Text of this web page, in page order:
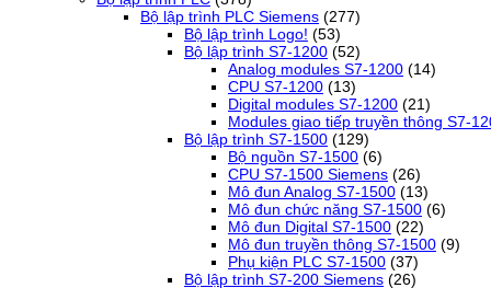
Bộ lập trình PLC Siemens (277)
Bộ lập trình Logo! (53)
Bộ lập trình S7-1200 (52)
Analog modules S7-1200 (14)
CPU S7-1200 (13)
Digital modules S7-1200 (21)
Modules giao tiếp truyền thông S7-
Bộ lập trình S7-1500 (129)
Bộ nguồn S7-1500 (6)
CPU S7-1500 Siemens (26)
Mô đun Analog S7-1500 (13)
Mô đun chức năng S7-1500 (6)
Mô đun Digital S7-1500 (22)
Mô đun truyền thông S7-1500 (9)
Phụ kiện PLC S7-1500 (37)
Bộ lập trình S7-200 Siemens (26)